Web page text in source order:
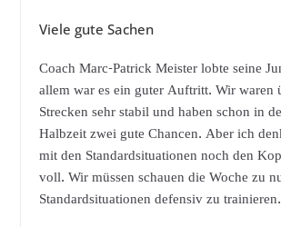
Viele gute Sachen
Coach Marc-Patrick Meister lobte seine
allem war es ein guter Auftritt. Wir waren
Strecken sehr stabil und haben schon in
Halbzeit zwei gute Chancen. Aber ich
mit den Standardsituationen noch den
voll. Wir müssen schauen die Woche zu
Standardsituationen defensiv zu